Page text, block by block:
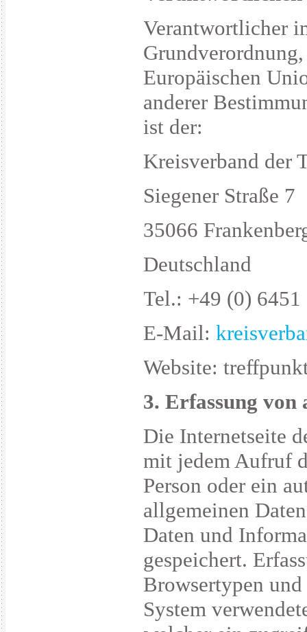
Verantwortlicher
Europäischen
anderer
ist der:
Kreisverband der
Siegener Straße 7
35066
Deutschland
Tel.: +49 (0)
E-Mail:
Website:
3. Erfassung
Die Internetseite
mit jedem Aufruf
Person oder ein
allgemeinen
Daten und
gespeichert.
Browsertypen
System